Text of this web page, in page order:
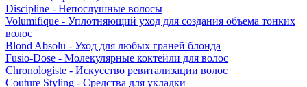
Discipline - Непослушные волосы
Volumifique - Уплотняющий уход для создания объема тонких
волос
Blond Absolu - Уход для любых граней блонда
Fusio-Dose - Молекулярные коктейли для волос
Chronologiste - Искусство ревитализации волос
Couture Styling - Средства для укладки